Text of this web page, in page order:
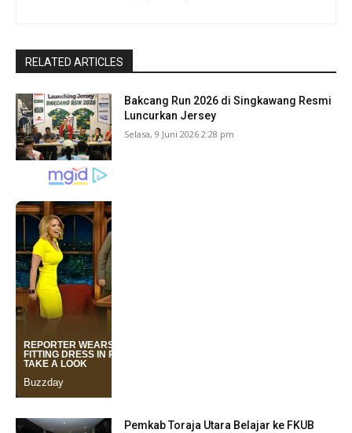
RELATED ARTICLES
Singkawang
Bakcang Run 2026 di Singkawang Resmi
Luncurkan Jersey
Selasa, 9 Juni 2026 2:28 pm
Pemkab Toraja Utara Belajar ke FKUB